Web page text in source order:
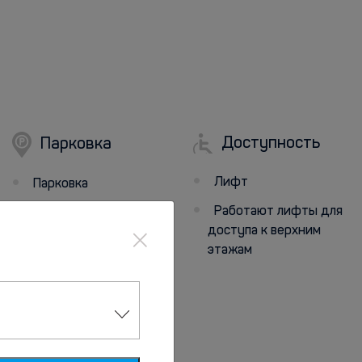
Парковка
Парковка
общественная
Доступность
Лифт
Работают лифты для
доступа к верхним
этажам
×